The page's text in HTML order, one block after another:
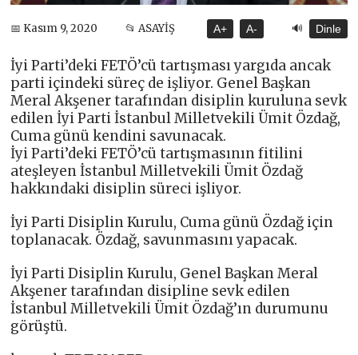
📅 Kasım 9, 2020 📂 ASAYİŞ A+ A- 🔊 Dinle
İyi Parti’deki FETÖ’cü tartışması yargıda ancak
parti içindeki süreç de işliyor. Genel Başkan
Meral Akşener tarafından disiplin kuruluna sevk
edilen İyi Parti İstanbul Milletvekili Ümit Özdağ,
Cuma günü kendini savunacak.
İyi Parti’deki FETÖ’cü tartışmasının fitilini
ateşleyen İstanbul Milletvekili Ümit Özdağ
hakkındaki disiplin süreci işliyor.
İyi Parti Disiplin Kurulu, Cuma günü Özdağ için
toplanacak. Özdağ, savunmasını yapacak.
İyi Parti Disiplin Kurulu, Genel Başkan Meral
Akşener tarafından disipline sevk edilen
İstanbul Milletvekili Ümit Özdağ’ın durumunu
görüştü.